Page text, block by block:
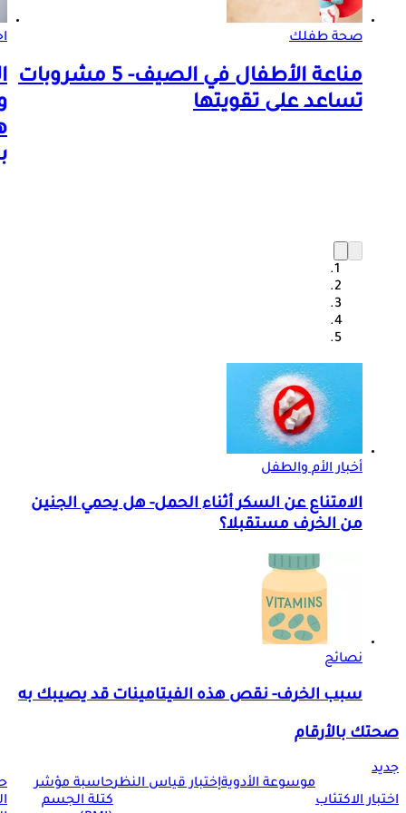
صحة طفلك
مناعة الأطفال في الصيف- 5 مشروبات
تساعد على تقويتها
أخبار الأم والطفل
الامتناع عن السكر أثناء الحمل- هل يحمي الجنين
من الخرف مستقبلا؟
نصائح
سبب الخرف- نقص هذه الفيتامينات قد يصيبك به
صحتك بالأرقام
جديد
اختبار الاكتئاب
موسوعة الأدويةإختبار قياس النظرحاسبة مؤشر
كتلة الجسم